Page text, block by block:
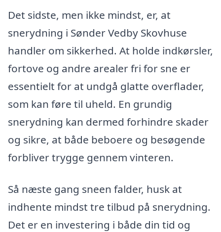
Det sidste, men ikke mindst, er, at
snerydning i Sønder Vedby Skovhuse
handler om sikkerhed. At holde indkørsler,
fortove og andre arealer fri for sne er
essentielt for at undgå glatte overflader,
som kan føre til uheld. En grundig
snerydning kan dermed forhindre skader
og sikre, at både beboere og besøgende
forbliver trygge gennem vinteren.
Så næste gang sneen falder, husk at
indhente mindst tre tilbud på snerydning.
Det er en investering i både din tid og